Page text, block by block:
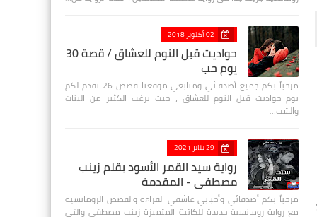
02 أكتوبر 2018
حواديت قبل النوم للعشاق / قصة 30
يوم حب
مرحباً بكم جميع أصدقائي ومتابعي موقعنا قصص 26 نقدم لكم
يوم حواديت قبل النوم للعشاق ، حيث يرغب الكثير من البنات
والشب…
29 يناير 2021
رواية سيد القمر الأسود بقلم زينب
مصطفي - المقدمة
مرحباً بكم أصدقائي وأحبابي عاشقي القراءة والقصص الرومانسية
مع رواية رومانسية جديدة للكاتبة المتميزة زينب مصطفى والتي